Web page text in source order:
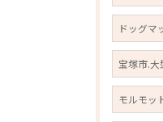
ドッグマ
宝塚市.大
モルモッ